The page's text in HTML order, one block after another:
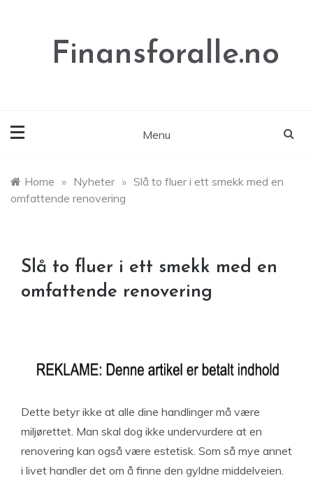
Finansforalle.no
Menu
Home » Nyheter » Slå to fluer i ett smekk med en
omfattende renovering
Slå to fluer i ett smekk med en
omfattende renovering
Dette betyr ikke at alle dine handlinger må være
miljørettet. Man skal dog ikke undervurdere at en
renovering kan også være estetisk. Som så mye annet
i livet handler det om å finne den gyldne middelveien.